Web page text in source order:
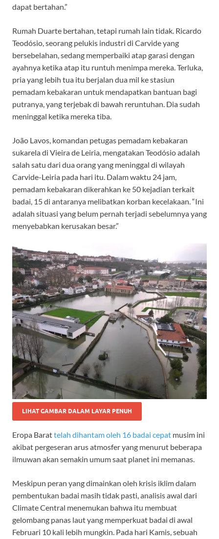
dapat bertahan.”
Rumah Duarte bertahan, tetapi rumah lain tidak. Ricardo
Teodósio, seorang pelukis industri di Carvide yang
bersebelahan, sedang memperbaiki atap garasi dengan
ayahnya ketika atap itu runtuh menimpa mereka. Terluka,
pria yang lebih tua itu berjalan dua mil ke stasiun
pemadam kebakaran untuk mendapatkan bantuan bagi
putranya, yang terjebak di bawah reruntuhan. Dia sudah
meninggal ketika mereka tiba.
João Lavos, komandan petugas pemadam kebakaran
sukarela di Vieira de Leiria, mengatakan Teodósio adalah
salah satu dari dua orang yang meninggal di wilayah
Carvide-Leiria pada hari itu. Dalam waktu 24 jam,
pemadam kebakaran dikerahkan ke 50 kejadian terkait
badai, 15 di antaranya melibatkan korban kecelakaan. “Ini
adalah situasi yang belum pernah terjadi sebelumnya yang
menyebabkan kerusakan besar.”
LIHAT GAMBAR DALAM LAYAR PENUH
Eropa Barattelah dihantam oleh 16 badai cepat musim ini
akibat pergeseran arus atmosfer yang menurut beberapa
ilmuwan akan semakin umum saat planet ini memanas.
Meskipun peran yang dimainkan oleh krisis iklim dalam
pembentukan badai masih tidak pasti, analisis awal dari
Climate Central menemukan bahwa itu membuat
gelombang panas laut yang memperkuat badai di awal
Februari 10 kali lebih mungkin. Pada hari Kamis, sebuah